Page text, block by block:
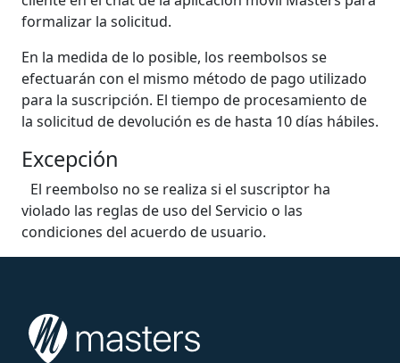
formalizar la solicitud.
En la medida de lo posible, los reembolsos se
efectuarán con el mismo método de pago utilizado
para la suscripción. El tiempo de procesamiento de
la solicitud de devolución es de hasta 10 días hábiles.
Excepción
El reembolso no se realiza si el suscriptor ha
violado las reglas de uso del Servicio o las
condiciones del acuerdo de usuario.